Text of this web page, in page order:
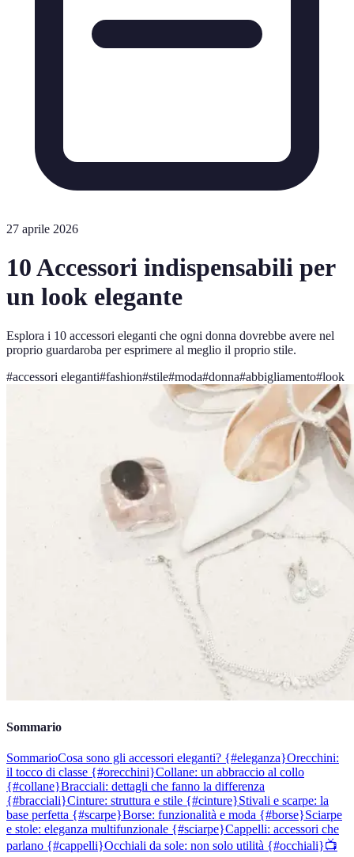
27 aprile 2026
10 Accessori indispensabili per
un look elegante
Esplora i 10 accessori eleganti che ogni donna dovrebbe avere nel
proprio guardaroba per esprimere al meglio il proprio stile.
#accessori eleganti#fashion#stile#moda#donna#abbigliamento#look
Sommario
SommarioCosa sono gli accessori eleganti? {#eleganza}Orecchini:
il tocco di classe {#orecchini}Collane: un abbraccio al collo
{#collane}Bracciali: dettagli che fanno la differenza
{#bracciali}Cinture: struttura e stile {#cinture}Stivali e scarpe: la
base perfetta {#scarpe}Borse: funzionalità e moda {#borse}Sciarpe
e stole: eleganza multifunzionale {#sciarpe}Cappelli: accessori che
parlano {#cappelli}Occhiali da sole: non solo utilità {#occhiali}📺